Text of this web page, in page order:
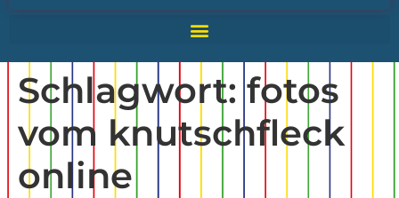
Schlagwort: fotos
vom knutschfleck
online